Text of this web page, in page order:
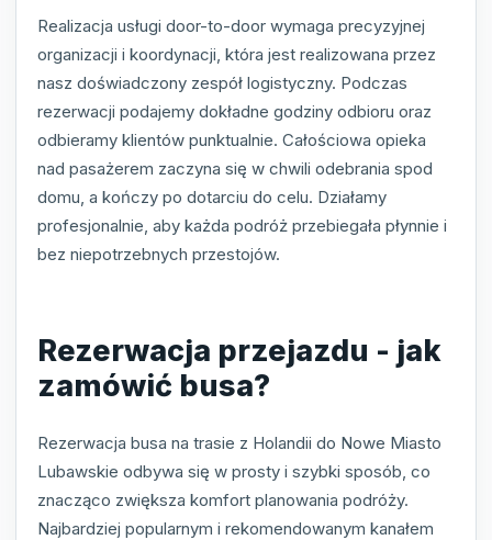
Realizacja usługi door-to-door wymaga precyzyjnej
organizacji i koordynacji, która jest realizowana przez
nasz doświadczony zespół logistyczny. Podczas
rezerwacji podajemy dokładne godziny odbioru oraz
odbieramy klientów punktualnie. Całościowa opieka
nad pasażerem zaczyna się w chwili odebrania spod
domu, a kończy po dotarciu do celu. Działamy
profesjonalnie, aby każda podróż przebiegała płynnie i
bez niepotrzebnych przestojów.
Rezerwacja przejazdu - jak
zamówić busa?
Rezerwacja busa na trasie z Holandii do Nowe Miasto
Lubawskie odbywa się w prosty i szybki sposób, co
znacząco zwiększa komfort planowania podróży.
Najbardziej popularnym i rekomendowanym kanałem